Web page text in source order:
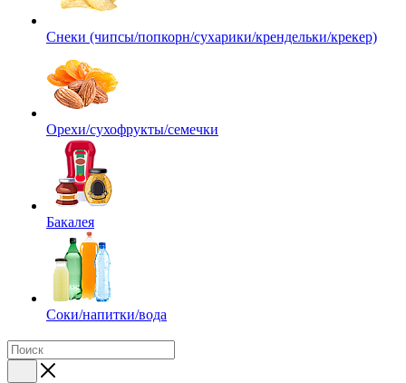
Снеки (чипсы/попкорн/сухарики/крендельки/крекер)
Орехи/сухофрукты/семечки
Бакалея
Соки/напитки/вода